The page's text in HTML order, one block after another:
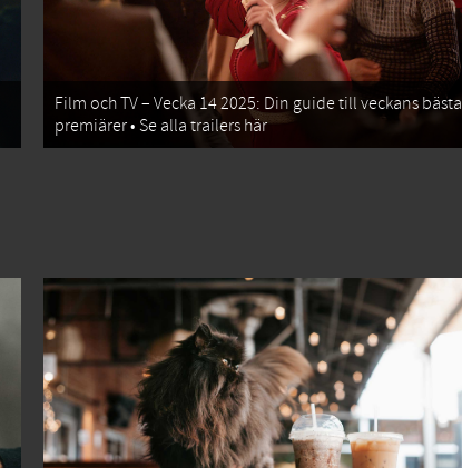
Film och TV – Vecka 14 2025: Din guide till veckans bästa
premiärer • Se alla trailers här